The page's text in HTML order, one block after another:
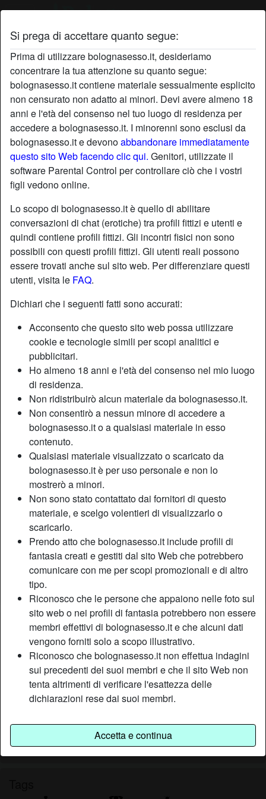
Si prega di accettare quanto segue:
Prima di utilizzare bolognasesso.it, desideriamo
concentrare la tua attenzione su quanto segue:
bolognasesso.it contiene materiale sessualmente esplicito
non censurato non adatto ai minori. Devi avere almeno 18
anni e l'età del consenso nel tuo luogo di residenza per
accedere a bolognasesso.it. I minorenni sono esclusi da
bolognasesso.it e devonoabbandonare immediatamente
questo sito Web facendo clic qui. Genitori, utilizzate il
software Parental Control per controllare ciò che i vostri
figli vedono online.
Lo scopo di bolognasesso.it è quello di abilitare
conversazioni di chat (erotiche) tra profili fittizi e utenti e
quindi contiene profili fittizi. Gli incontri fisici non sono
possibili con questi profili fittizi. Gli utenti reali possono
essere trovati anche sul sito web. Per differenziare questi
utenti, visita le FAQ.
Dichiari che i seguenti fatti sono accurati:
Acconsento che questo sito web possa utilizzare
cookie e tecnologie simili per scopi analitici e
pubblicitari.
Ho almeno 18 anni e l'età del consenso nel mio luogo
di residenza.
Non ridistribuirò alcun materiale da bolognasesso.it.
Non consentirò a nessun minore di accedere a
bolognasesso.it o a qualsiasi materiale in esso
contenuto.
Qualsiasi materiale visualizzato o scaricato da
bolognasesso.it è per uso personale e non lo
mostrerò a minori.
Non sono stato contattato dai fornitori di questo
materiale, e scelgo volentieri di visualizzarlo o
scaricarlo.
Prendo atto che bolognasesso.it include profili di
fantasia creati e gestiti dal sito Web che potrebbero
comunicare con me per scopi promozionali e di altro
tipo.
Riconosco che le persone che appaiono nelle foto sul
sito web o nei profili di fantasia potrebbero non essere
membri effettivi di bolognasesso.it e che alcuni dati
vengono forniti solo a scopo illustrativo.
Riconosco che bolognasesso.it non effettua indagini
sui precedenti dei suoi membri e che il sito Web non
tenta altrimenti di verificare l'esattezza delle
dichiarazioni rese dai suoi membri.
Accetta e continua
Profilo di Artistica
star Aggiungi chatChatta adesso
Nickname:
Età:
37
Paese:
Italia
Provincia:
Ferrara
Sesso:
Donna
Sessualità:
Relazione:
Sposata
Colore dei capelli:
Bionde
Depilata:
Sì
Fumatrice:
Descrizione
Mi piace essere guardata mentre mi masturbo con i miei
giocattoli preferiti, mi piace che qualcuno si masturbi solo
dopo che io sono venuta almeno due volte e che mi venga
su tutto il corpo; contattami e non te ne pentirai, un bacione
dove vuoi tu.
Sta cercando
Non ha specificato le sue preferenze